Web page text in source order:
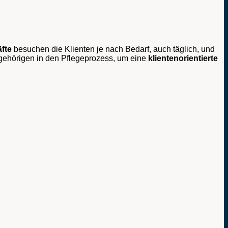
besuchen die Klienten je nach Bedarf, auch täglich, und
in den Pflegeprozess, um eine klientenorientierte